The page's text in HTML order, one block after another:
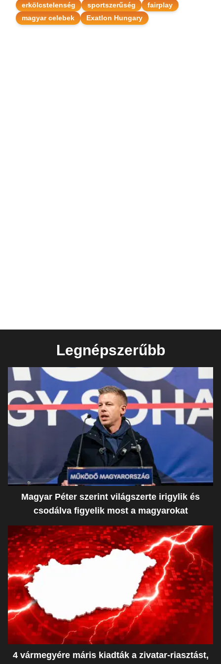
erkölcstelenség
sportszerűség
fairplay
magyar celebek
Exatlon Hungary
Legnépszerűbb
Magyar Péter szerint világszerte irigylik és
csodálva figyelik most a magyarokat
4 vármegyére máris kiadták a zivatar-riasztást,